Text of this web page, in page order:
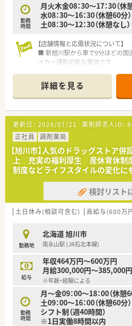
勤務
時間
月火木金08：30～17：30（休
水08：30～16：30（休憩60分）
土08：30～12：30（休憩なし）
【店舗情報と応需状況について】
■ 新旭川駅から車で9分ほどの国
イカー通勤可能な薬局です。
箋に対応する地域密着型の店舗です
■ 薬剤師は正社員3名、事務も正
ワークを大切にしながら業務にあ
【求人情報について】
■ 想定年収は450万円から650万
を考慮した上で納得感のある給与
■ 資格手当や住宅手当などの各種
員として安定した収入を得なが
います。
■ 昇給は年1回で賞与は年2回の支
がしっかりと評価されて還元さ
【勤務実態について】
す。ヘルプ体制も充実しており、
■ 連続8連休が可能なハッピー8
しやすい環境が整備されています。
■ 有給休暇は入社初年度に10日
すい状況です。
【こんな方が活躍中】
■ 教育に力を入れている企業の方
自己成長を目指したいと考えてい
■ 総合病院門前や大型メディカル
薬局で経験を積むことに意欲のあ
詳細を見る
更新日： 2026/07/21 薬剤師求人ID：
正社員
調剤薬局
【旭川市】人気のドラッグストア
上 充実の福利厚生 産休育休制
制度などライフスタイルの変化に
検討リスト
土日休み(相談可含む) 高給与(600万
勤務地
北海道 旭川市
南永山駅 (JR石北本線)
給与
年収464万円～600万円
月給300,000円～385,000円
※年齢・経験による
勤務
時間
月～金09：00～18：00（休憩
土09：00～16：00（休憩60分）
シフト制（週40時間）
※1日実働8時間以内